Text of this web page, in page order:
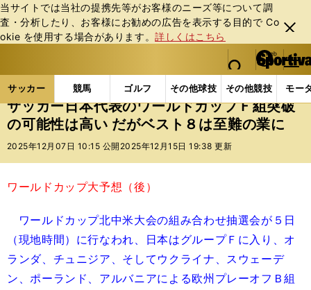
当サイトでは当社の提携先等がお客様のニーズ等について調
査・分析したり、お客様にお勧めの広告を表⽰する⽬的で Co
okie を使⽤する場合があります。詳しくはこちら
閉じ
る
web Sportiva (webスポルティーバ)
検索
マイペ
ー
ジ
メニュ
サッカー 競馬 ゴルフ その他球技 その他競技 モー
ス
ポ
ル
バ
サッカーの記事一覧 サッカー代表 日本代表 サ
サッカー日本代表のワールドカップＦ組突破
の可能性は高い だがベスト８は至難の業に
2025年12月07日 10:15 公開 2025年12月15日 19:38 更新
ワールドカップ大予想（後）
ワールドカップ北中米大会の組み合わせ抽選会が５日
（現地時間）に行なわれ、日本はグループＦに入り、オ
ランダ、チュニジア、そしてウクライナ、スウェーデ
ン、ポーランド、アルバニアによる欧州プレーオフＢ組